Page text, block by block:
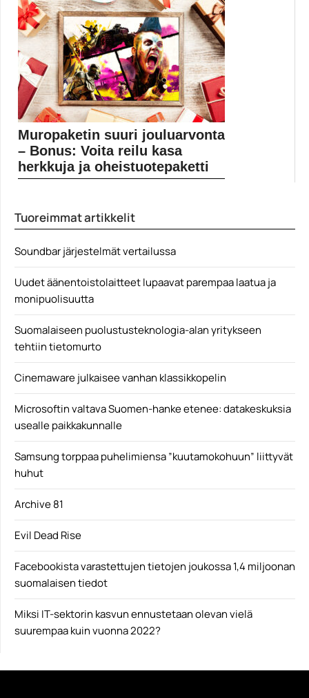
Glass saa ensi-iltansa Suomessa reilun viikon kuluttua
perjantaina...
Bruce Willis
Muropaketin suuri jouluarvonta
– Bonus: Voita reilu kasa
herkkuja ja oheistuotepaketti
Elokuvauutiset
Tuoreimmat artikkelit
Soundbar järjestelmät vertailussa
Uudet äänentoistolaitteet lupaavat parempaa laatua ja
monipuolisuutta
Suomalaiseen puolustusteknologia-alan yritykseen
tehtiin tietomurto
Cinemaware julkaisee vanhan klassikkopelin
Microsoftin valtava Suomen-hanke etenee: datakeskuksia
usealle paikkakunnalle
Samsung torppaa puhelimiensa ”kuutamokohuun” liittyvät
huhut
Archive 81
Evil Dead Rise
Facebookista varastettujen tietojen joukossa 1,4 miljoonan
suomalaisen tiedot
Miksi IT-sektorin kasvun ennustetaan olevan vielä
suurempaa kuin vuonna 2022?